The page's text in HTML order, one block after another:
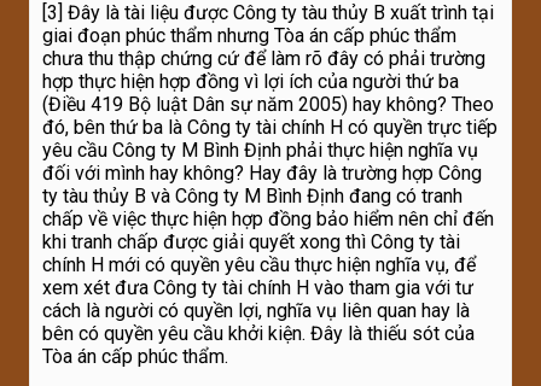
[3] Đây là tài liệu được Công ty tàu thủy B xuất trình tại
giai đoạn phúc thẩm nhưng Tòa án cấp phúc thẩm
chưa thu thập chứng cứ để làm rõ đây có phải trường
hợp thực hiện hợp đồng vì lợi ích của người thứ ba
(Điều 419 Bộ luật Dân sự năm 2005) hay không? Theo
đó, bên thứ ba là Công ty tài chính H có quyền trực tiếp
yêu cầu Công ty M Bình Định phải thực hiện nghĩa vụ
đối với mình hay không? Hay đây là trường hợp Công
ty tàu thủy B và Công ty M Bình Định đang có tranh
chấp về việc thực hiện hợp đồng bảo hiểm nên chỉ đến
khi tranh chấp được giải quyết xong thì Công ty tài
chính H mới có quyền yêu cầu thực hiện nghĩa vụ, để
xem xét đưa Công ty tài chính H vào tham gia với tư
cách là người có quyền lợi, nghĩa vụ liên quan hay là
bên có quyền yêu cầu khởi kiện. Đây là thiếu sót của
Tòa án cấp phúc thẩm.